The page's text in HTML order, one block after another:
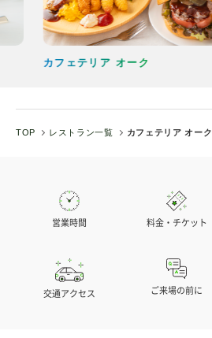
カフェテリア オーク
TOP レストラン一覧 カフェテリア オーク
営業時間 料金・チケット
交通アクセス ご来場の前に